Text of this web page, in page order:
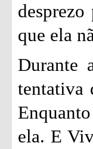
que ela
Durante
tentativa
ela. E